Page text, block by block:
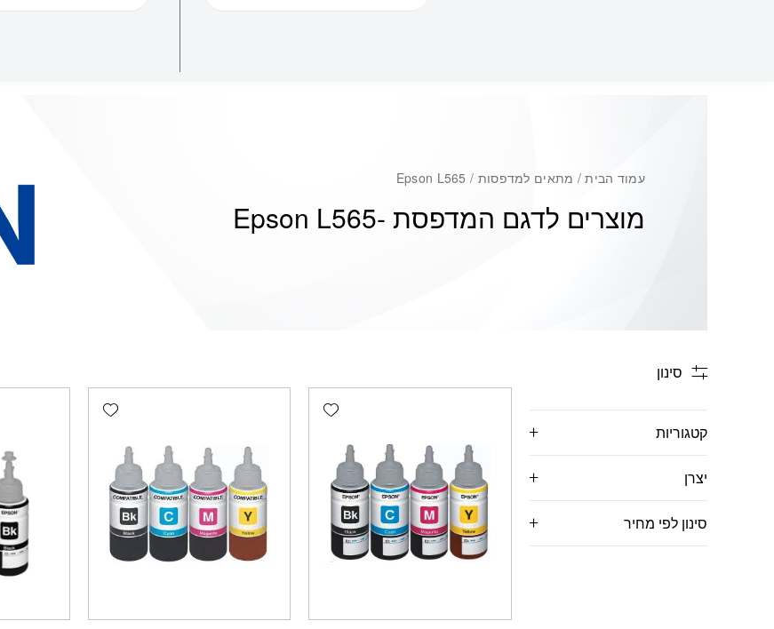
עמוד הבית/ מתאים למדפסות / Epson L565
Epson L565מוצרים לדגם המדפסת -
סינון
קטגוריות
יצרן
סינון לפי מחיר
Add wishlist
Add wishlist